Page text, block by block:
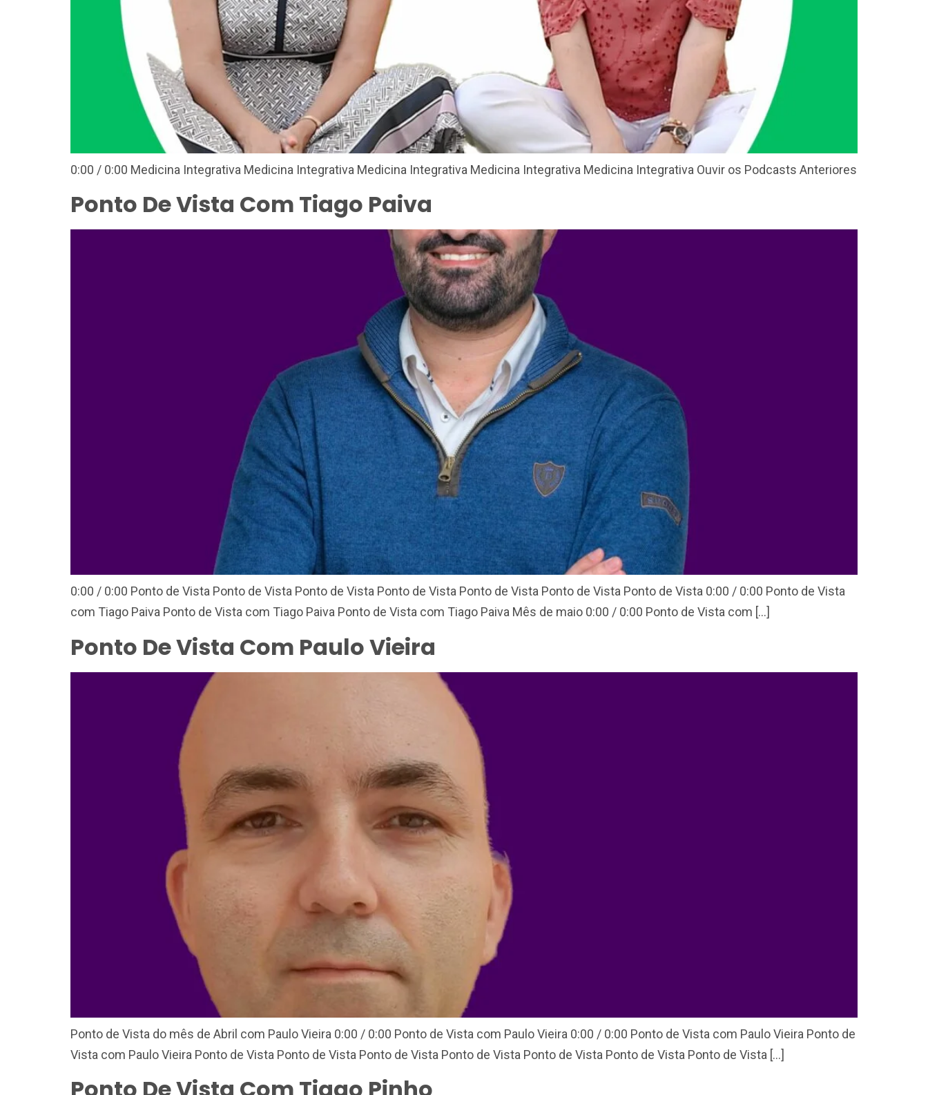
0:00 / 0:00 Medicina Integrativa Medicina Integrativa Medicina Integrativa Medicina Integrativa Medicina Integrativa Ouvir os Podcasts Anteriores
Ponto De Vista Com Tiago Paiva
0:00 / 0:00 Ponto de Vista Ponto de Vista Ponto de Vista Ponto de Vista Ponto de Vista Ponto de Vista Ponto de Vista 0:00 / 0:00 Ponto de Vista
com Tiago Paiva Ponto de Vista com Tiago Paiva Ponto de Vista com Tiago Paiva Mês de maio 0:00 / 0:00 Ponto de Vista com […]
Ponto De Vista Com Paulo Vieira
Ponto de Vista do mês de Abril com Paulo Vieira 0:00 / 0:00 Ponto de Vista com Paulo Vieira 0:00 / 0:00 Ponto de Vista com Paulo Vieira Ponto de
Vista com Paulo Vieira Ponto de Vista Ponto de Vista Ponto de Vista Ponto de Vista Ponto de Vista Ponto de Vista Ponto de Vista […]